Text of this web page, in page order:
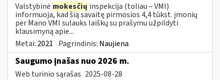
Valstybinė mokesčių inspekcija (toliau – VMI)
informuoja, kad šią savaitę pirmosios 4,4 tūkst. įmonių
per Mano VMI sulauks laiškų su prašymu užpildyti
klausimyną apie...
Metai: 2021 Pagrindinis: Naujiena
Saugumo įnašas nuo 2026 m.
Web turinio sąrašas 2025-08-28